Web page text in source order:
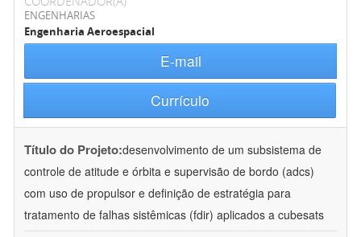
ENGENHARIAS
Engenharia Aeroespacial
E-mail
Currículo
Título do Projeto:desenvolvimento de um subsistema de
controle de atitude e órbita e supervisão de bordo (adcs)
com uso de propulsor e definição de estratégia para
tratamento de falhas sistêmicas (fdir) aplicados a cubesats